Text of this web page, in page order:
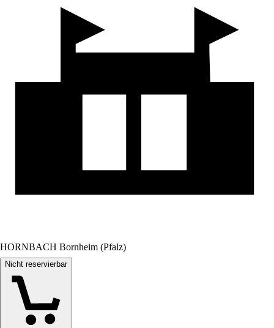
HORNBACH Bornheim (Pfalz)
Nicht reservierbar